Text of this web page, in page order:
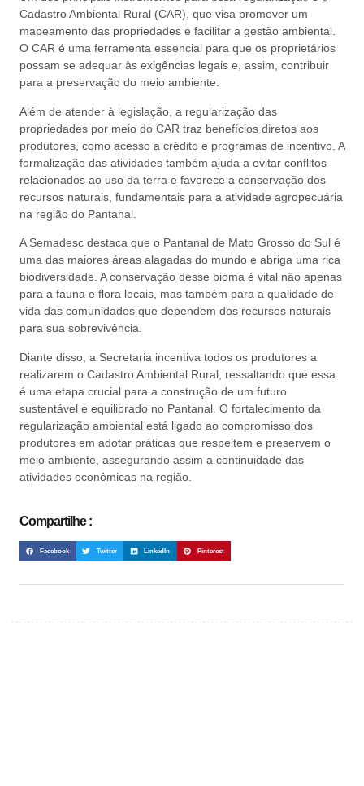
Cadastro Ambiental Rural (CAR), que visa promover um
mapeamento das propriedades e facilitar a gestão ambiental.
O CAR é uma ferramenta essencial para que os proprietários
possam se adequar às exigências legais e, assim, contribuir
para a preservação do meio ambiente.
Além de atender à legislação, a regularização das
propriedades por meio do CAR traz benefícios diretos aos
produtores, como acesso a crédito e programas de incentivo. A
formalização das atividades também ajuda a evitar conflitos
relacionados ao uso da terra e favorece a conservação dos
recursos naturais, fundamentais para a atividade agropecuária
na região do Pantanal.
A Semadesc destaca que o Pantanal de Mato Grosso do Sul é
uma das maiores áreas alagadas do mundo e abriga uma rica
biodiversidade. A conservação desse bioma é vital não apenas
para a fauna e flora locais, mas também para a qualidade de
vida das comunidades que dependem dos recursos naturais
para sua sobrevivência.
Diante disso, a Secretaria incentiva todos os produtores a
realizarem o Cadastro Ambiental Rural, ressaltando que essa
é uma etapa crucial para a construção de um futuro
sustentável e equilibrado no Pantanal. O fortalecimento da
regularização ambiental está ligado ao compromisso dos
produtores em adotar práticas que respeitem e preservem o
meio ambiente, assegurando assim a continuidade das
atividades econômicas na região.
Compartilhe :
Facebook Twitter LinkedIn Pinterest